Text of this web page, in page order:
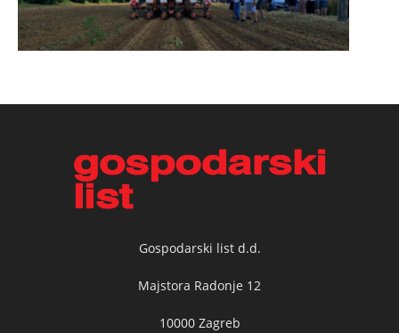
Gospodarski list d.d.
Majstora Radonje 12
10000 Zagreb